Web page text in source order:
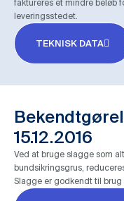
faktureres et mindre beløb
leveringsstedet.
TEKNISK DATA
15.12.2016
Ved at bruge slagge som
bundsikringsgrus,
Slagge er godkendt til brug